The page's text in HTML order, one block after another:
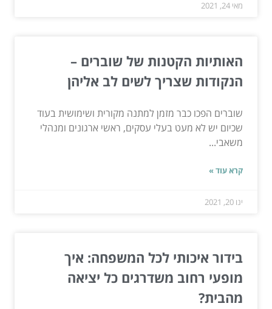
מאי 24, 2021
האותיות הקטנות של שוברים –
הנקודות שצריך לשים לב אליהן
שוברים הפכו כבר מזמן למתנה מקורית ושימושית בעוד
שכיום יש לא מעט בעלי עסקים, ראשי ארגונים ומנהלי
משאבי...
קרא עוד »
ינו 20, 2021
בידור איכותי לכל המשפחה: איך
מופעי רחוב משדרגים כל יציאה
מהבית?